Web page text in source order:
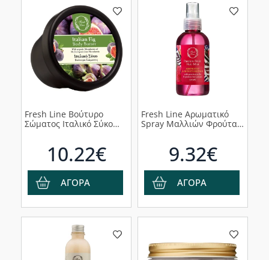
Fresh Line Βούτυρο
Σώματος Ιταλικό Σύκο
10.22€
ΑΓΟΡΑ
Fresh Line Αρωματικό
Spray Μαλλιών Φρούτα
9.32€
ΑΓΟΡΑ